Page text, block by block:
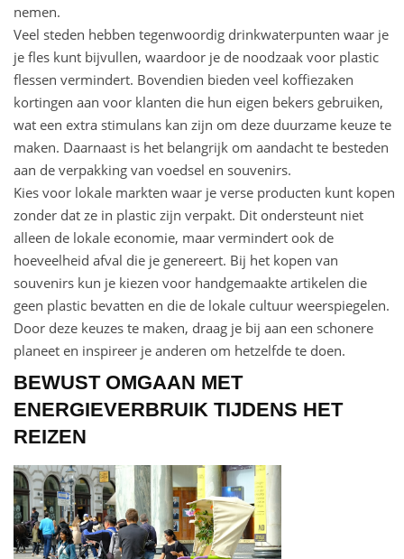
nemen.
Veel steden hebben tegenwoordig drinkwaterpunten waar je
je fles kunt bijvullen, waardoor je de noodzaak voor plastic
flessen vermindert. Bovendien bieden veel koffiezaken
kortingen aan voor klanten die hun eigen bekers gebruiken,
wat een extra stimulans kan zijn om deze duurzame keuze te
maken. Daarnaast is het belangrijk om aandacht te besteden
aan de verpakking van voedsel en souvenirs.
Kies voor lokale markten waar je verse producten kunt kopen
zonder dat ze in plastic zijn verpakt. Dit ondersteunt niet
alleen de lokale economie, maar vermindert ook de
hoeveelheid afval die je genereert. Bij het kopen van
souvenirs kun je kiezen voor handgemaakte artikelen die
geen plastic bevatten en die de lokale cultuur weerspiegelen.
Door deze keuzes te maken, draag je bij aan een schonere
planeet en inspireer je anderen om hetzelfde te doen.
BEWUST OMGAAN MET
ENERGIEVERBRUIK TIJDENS HET
REIZEN